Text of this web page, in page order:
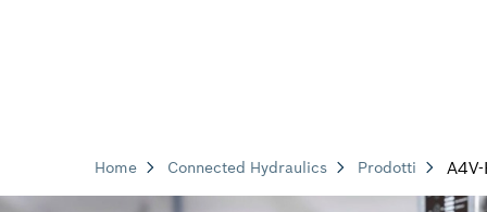
Home Connected Hydraulics Prodotti